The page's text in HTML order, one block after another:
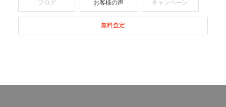
ブログ お客様の声 キャンペーン
無料査定